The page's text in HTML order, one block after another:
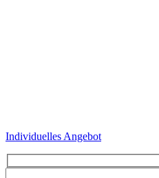
Individuelles Angebot